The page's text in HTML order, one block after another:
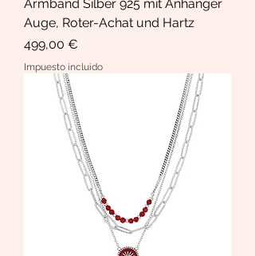
Armband Silber 925 mit Anhänger
Auge, Roter-Achat und Hartz
Precio
499,00 €
Impuesto incluido